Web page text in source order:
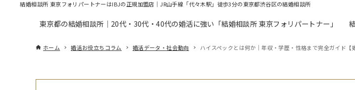
結婚相談所 東京フォリパートナーはIBJの正規加盟店｜JR山手線「代々木駅」徒歩3分の東京都渋谷区の結婚相談所
東京都の結婚相談所｜20代・30代・40代の婚活に強い「結婚相談所 東京フォリパートナー」
ホーム 婚活お役立ちコラム 婚活データ・社会動向 ハイスペックとは何か｜年収・学歴・性格まで完全ガイド【